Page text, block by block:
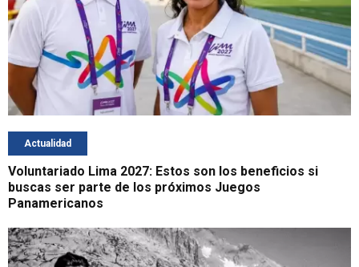
Actualidad
Voluntariado Lima 2027: Estos son los beneficios si
buscas ser parte de los próximos Juegos
Panamericanos